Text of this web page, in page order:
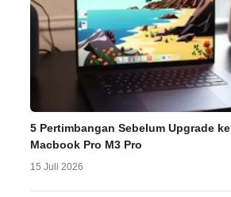
5 Pertimbangan Sebelum Upgrade ke
Macbook Pro M3 Pro
15 Juli 2026